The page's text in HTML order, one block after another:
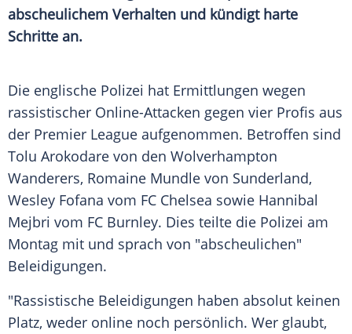
abscheulichem Verhalten und kündigt harte
Schritte an.
Die englische Polizei hat Ermittlungen wegen
rassistischer Online-Attacken gegen vier Profis aus
der Premier League aufgenommen. Betroffen sind
Tolu Arokodare von den Wolverhampton
Wanderers, Romaine Mundle von Sunderland,
Wesley Fofana vom FC Chelsea sowie Hannibal
Mejbri vom FC Burnley. Dies teilte die Polizei am
Montag mit und sprach von "abscheulichen"
Beleidigungen.
"Rassistische Beleidigungen haben absolut keinen
Platz, weder online noch persönlich. Wer glaubt,